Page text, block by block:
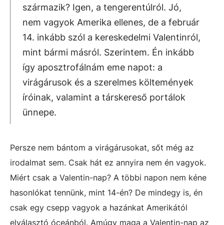
származik? Igen, a tengerentúlról. Jó,
nem vagyok Amerika ellenes, de a február
14. inkább szól a kereskedelmi Valentinról,
mint bármi másról. Szerintem. Én inkább
így aposztrofálnám eme napot: a
virágárusok és a szerelmes költemények
íróinak, valamint a társkereső portálok
ünnepe.
Persze nem bántom a virágárusokat, sőt még az
irodalmat sem. Csak hát ez annyira nem én vagyok.
Miért csak a Valentin-nap? A többi napon nem kéne
hasonlókat tennünk, mint 14-én? De mindegy is, én
csak egy csepp vagyok a hazánkat Amerikától
elválasztó óceánból. Amúgy maga a Valentin-nap az